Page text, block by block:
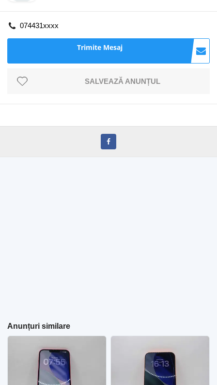
074431xxxx
Trimite Mesaj
SALVEAZĂ ANUNȚUL
Anunțuri similare